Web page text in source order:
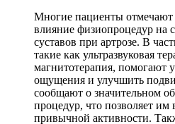
Многие пациенты отмечают
влияние физиопроцедур на
суставов при артрозе. В
такие как ультразвуковая
магнитотерапия, помогают
ощущения и улучшить
сообщают о значительном
процедур, что позволяет им
привычной активности.